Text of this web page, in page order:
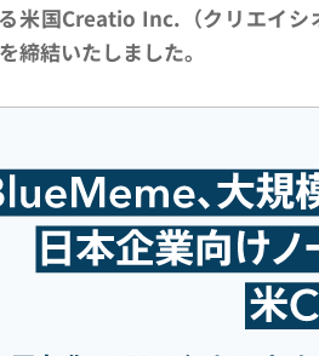
米国Creatio Inc.（クリエイ
結いたしました。